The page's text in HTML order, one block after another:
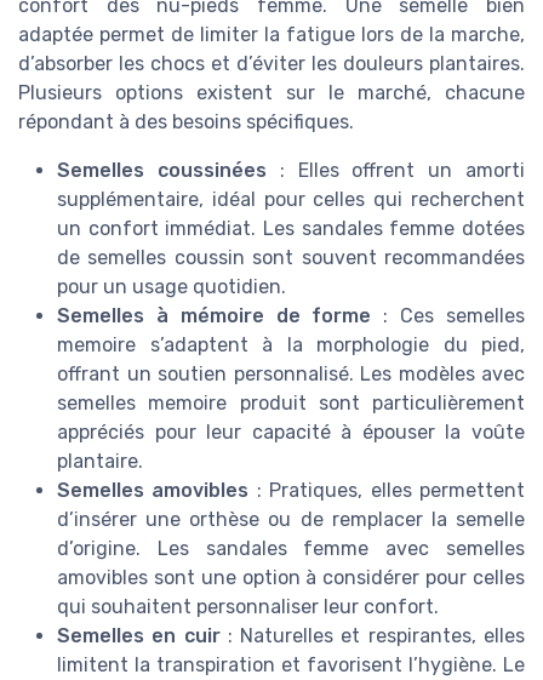
confort des nu-pieds femme. Une semelle bien
adaptée permet de limiter la fatigue lors de la marche,
d’absorber les chocs et d’éviter les douleurs plantaires.
Plusieurs options existent sur le marché, chacune
répondant à des besoins spécifiques.
Semelles coussinées : Elles offrent un amorti
supplémentaire, idéal pour celles qui recherchent
un confort immédiat. Les sandales femme dotées
de semelles coussin sont souvent recommandées
pour un usage quotidien.
Semelles à mémoire de forme : Ces semelles
memoire s’adaptent à la morphologie du pied,
offrant un soutien personnalisé. Les modèles avec
semelles memoire produit sont particulièrement
appréciés pour leur capacité à épouser la voûte
plantaire.
Semelles amovibles : Pratiques, elles permettent
d’insérer une orthèse ou de remplacer la semelle
d’origine. Les sandales femme avec semelles
amovibles sont une option à considérer pour celles
qui souhaitent personnaliser leur confort.
Semelles en cuir: Naturelles et respirantes, elles
limitent la transpiration et favorisent l’hygiène. Le